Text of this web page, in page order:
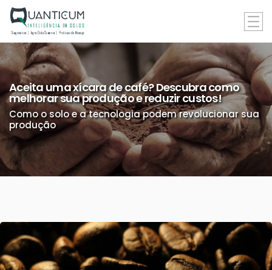
Aceita uma xícara de café? Descubra como
melhorar sua produção e reduzir custos!
Como o solo e a tecnologia podem revolucionar sua
produção